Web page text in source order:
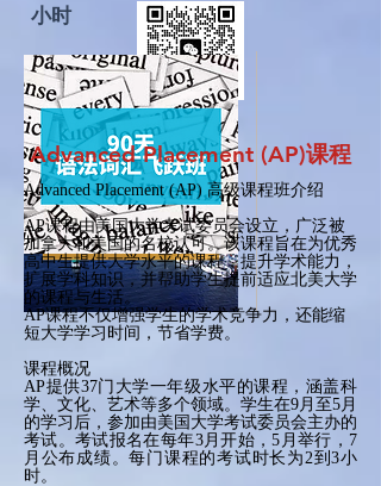
小时
Advanced Placement (AP)课程
Advanced Placement (AP) 高级课程班介绍
AP课程由美国大学考试委员会设立，广泛被
加拿大和美国的名校认可。该课程旨在为优秀
高中生提供大学水平的课程，提升学术能力，
扩展学科知识，并帮助学生提前适应北美大学
的课程与生活。
AP课程不仅增强学生的学术竞争力，还能缩
短大学学习时间，节省学费。
课程概况
AP提供37门大学一年级水平的课程，涵盖科
学、文化、艺术等多个领域。学生在9月至5月
的学习后，参加由美国大学考试委员会主办的
考试。考试报名在每年3月开始，5月举行，7
月公布成绩。每门课程的考试时长为2到3小
时。